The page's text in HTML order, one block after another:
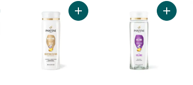
Shampooing et revitalisant 2 en 1 Classique au panier
Ajouter Shampooing et revitalisant
Ajouter